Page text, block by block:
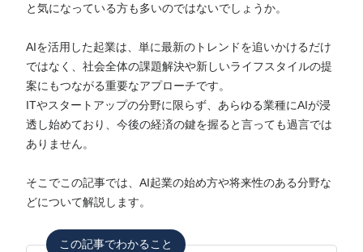
と気になっている方も多いのではないでしょうか。
AIを活用した起業は、単に最新のトレンドを追いかけるだけ
ではなく、社会全体の課題解決や新しいライフスタイルの提
案にもつながる重要なアプローチです。
ITやスタートアップの分野に限らず、あらゆる業種にAIが浸
透し始めており、今後の経済の鍵を握ると言っても過言では
ありません。
そこでこの記事では、AI起業の始め方や将来性のある分野な
どについて解説します。
この記事でわかること